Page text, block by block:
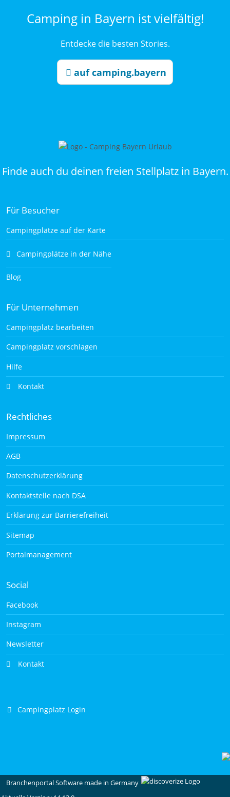
Camping in Bayern ist vielfältig!
Entdecke die besten Stories.
auf camping.bayern
Finde auch du deinen freien Stellplatz in Bayern.
Für Besucher
Campingplätze auf der Karte
Campingplätze in der Nähe
Blog
Für Unternehmen
Campingplatz bearbeiten
Campingplatz vorschlagen
Hilfe
Kontakt
Rechtliches
Impressum
AGB
Datenschutzerklärung
Kontaktstelle nach DSA
Erklärung zur Barrierefreiheit
Sitemap
Portalmanagement
Social
Facebook
Instagram
Newsletter
Kontakt
Campingplatz Login
Branchenportal Software made in Germany